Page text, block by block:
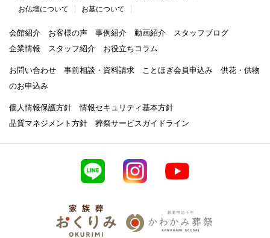
お仏壇について
お墓について
会館紹介 お客様の声 事例紹介 動画紹介
スタッフブログ
企業情報
スタッフ紹介 お役立ちコラム
お問い合わせ 事前相談・資料請求 ことほぎ会員申込み
供花・供物
のお申込み
個人情報保護方針
情報セキュリティ基本方針
品質マネジメント方針
葬祭サービスガイドライン